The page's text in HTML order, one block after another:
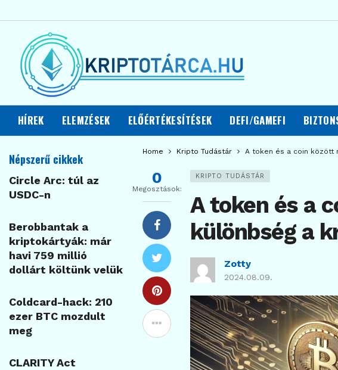
HÍREK ELEMZÉSEK ELŐÉRTÉKESÍTÉSEK DEFI/GAMEFI
Home Kripto Tudástár A token és a coin között
KRIPTO TUDÁSTÁR
A token és a
különbség a
Zotty
2024.08.09.
0
Megosztások:
Népszerű cikkek
Circle Arc: túl az
USDC-n
Berobbantak a
kriptokártyák: már
havi 759 millió
dollárt költünk velük
Coldcard-hack: 210
ezer BTC mozdult
meg
CLARITY Act